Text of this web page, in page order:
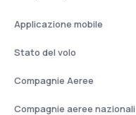
Applicazione mobile
Stato del volo
Compagnie Aeree
Compagnie aeree nazionali